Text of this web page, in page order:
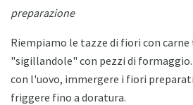
preparazione
Riempiamo le tazze di fiori con
"sigillandole" con pezzi di
con l'uovo, immergere i fiori
friggere fino a doratura.